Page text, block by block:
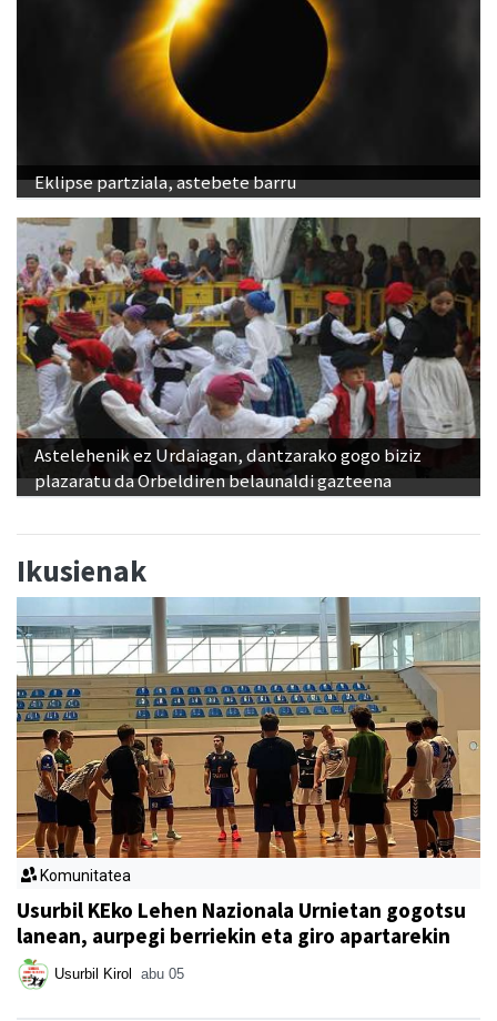
Eklipse partziala, astebete barru
Astelehenik ez Urdaiagan, dantzarako gogo biziz
plazaratu da Orbeldiren belaunaldi gazteena
Ikusienak
Komunitatea
Usurbil KEko Lehen Nazionala Urnietan gogotsu
lanean, aurpegi berriekin eta giro apartarekin
Usurbil Kirol abu 05